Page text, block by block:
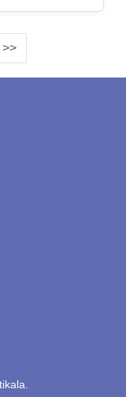
>>